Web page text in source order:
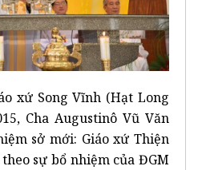
xứ Song Vĩnh (Hạt Long
Cha Augustinô Vũ Văn
sở mới: Giáo xứ Thiện
sự bổ nhiệm của ĐGM